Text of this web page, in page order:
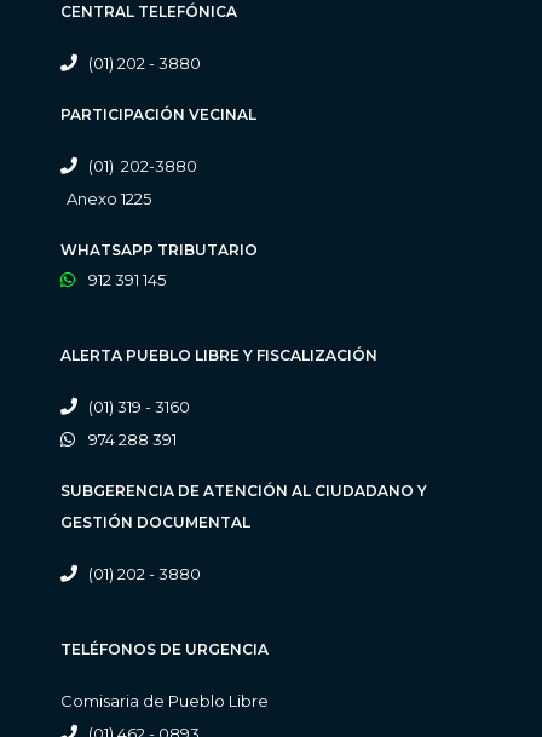
CENTRAL TELEFÓNICA
(01) 202 - 3880
PARTICIPACIÓN VECINAL
(01) 202-3880
Anexo 1225
WHATSAPP TRIBUTARIO
912 391 145
ALERTA PUEBLO LIBRE Y FISCALIZACIÓN
(01) 319 - 3160
974 288 391
SUBGERENCIA DE ATENCIÓN AL CIUDADANO Y
GESTIÓN DOCUMENTAL
(01) 202 - 3880
TELÉFONOS DE URGENCIA
Comisaria de Pueblo Libre
(01) 462 - 0893